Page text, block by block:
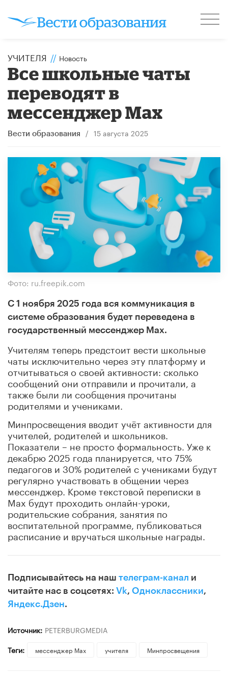
УЧИТЕЛЯ // Новость
Все школьные чаты
переводят в
мессенджер Max
Вести образования / 15 августа 2025
Фото: ru.freepik.com
С 1 ноября 2025 года вся коммуникация в
системе образования будет переведена в
государственный мессенджер Max.
Учителям теперь предстоит вести школьные
чаты исключительно через эту платформу и
отчитываться о своей активности: сколько
сообщений они отправили и прочитали, а
также были ли сообщения прочитаны
родителями и учениками.
Минпросвещения вводит учёт активности для
учителей, родителей и школьников.
Показатели – не просто формальность. Уже к
декабрю 2025 года планируется, что 75%
педагогов и 30% родителей с учениками будут
регулярно участвовать в общении через
мессенджер. Кроме текстовой переписки в
Max будут проходить онлайн-уроки,
родительские собрания, занятия по
воспитательной программе, публиковаться
расписание и вручаться школьные награды.
Подписывайтесь на наш телеграм-канал и
читайте нас в соцсетях: Vk, Одноклассники,
Яндекс.Дзен.
Источник: PETERBURGMEDIA
Теги:
мессенджер Max учителя Минпросвещения